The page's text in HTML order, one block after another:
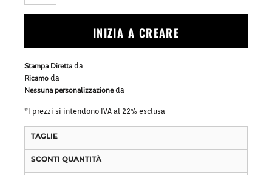
INIZIA A CREARE
Stampa Diretta da
Ricamo da
Nessuna personalizzazioneda
*I prezzi si intendono IVA al 22% esclusa
TAGLIE
SCONTI QUANTITÀ